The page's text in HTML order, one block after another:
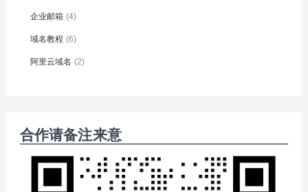
企业邮箱 (4)
域名教程 (6)
阿里云域名 (2)
合作请备注来意